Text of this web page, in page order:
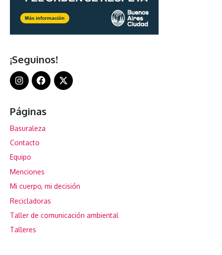
¡Seguinos!
Páginas
Basuraleza
Contacto
Equipo
Menciones
Mi cuerpo, mi decisión
Recicladoras
Taller de comunicación ambiental
Talleres